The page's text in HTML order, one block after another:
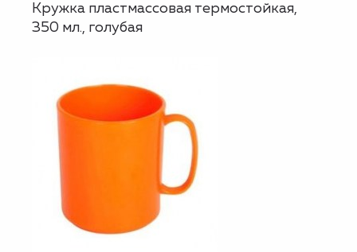
Кружка пластмассовая термостойкая,
350 мл., голубая